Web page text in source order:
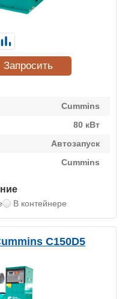
Cummins
80 кВт
Автозапуск
Cummins
В контейнере
Запросить
C150D5